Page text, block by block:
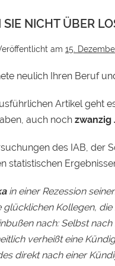
SIE NICHT ÜBER
am 15.
neulich Ihren Beruf
Artikel geht
auch noch zwanzig
des IAB, der
statistischen
in einer Rezession
glücklichen Kollegen,
nach: Selbst nach
verheißt eine
direkt nach einer